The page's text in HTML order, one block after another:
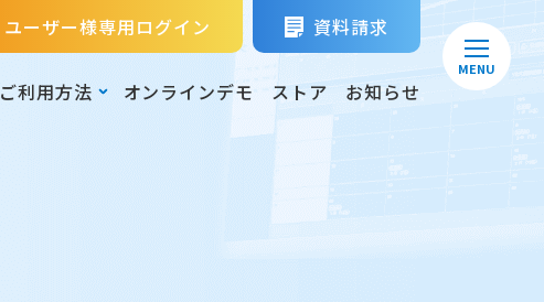
MENU
ユーザー様専用ログイン 資料請求
ご利用方法 オンラインデモ ストア お知らせ